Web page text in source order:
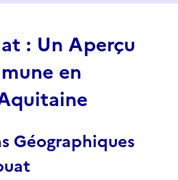
: Un Aperçu
en
Géographiques